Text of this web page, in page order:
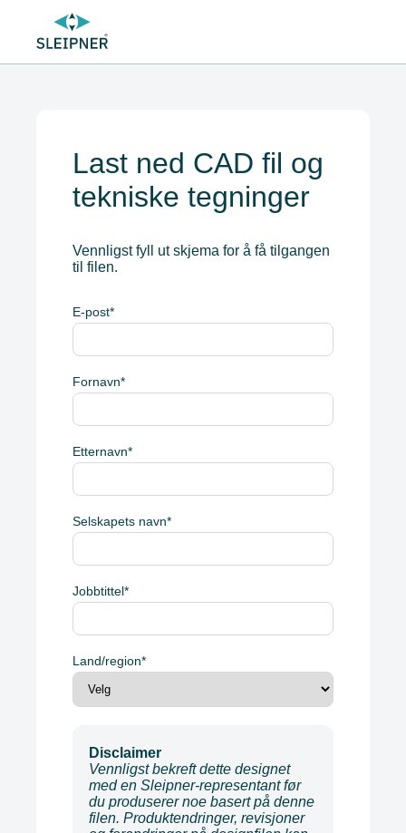
Last ned CAD fil og
tekniske tegninger
Vennligst fyll ut skjema for å få tilgangen
til filen.
E-post*
Fornavn*
Etternavn*
Selskapets navn*
Jobbtittel*
Land/region*
Disclaimer
Vennligst bekreft dette designet
med en Sleipner-representant før
du produserer noe basert på denne
filen. Produktendringer, revisjoner